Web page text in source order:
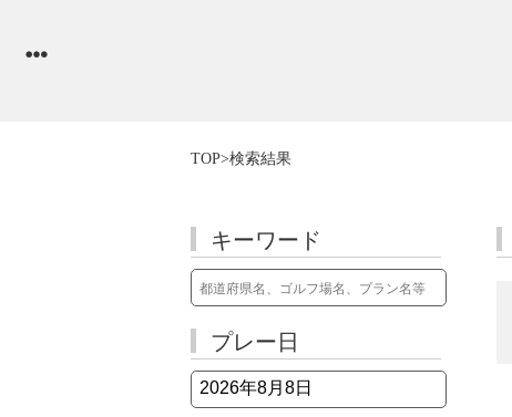
TOP>検索結果
キーワード
プレー日